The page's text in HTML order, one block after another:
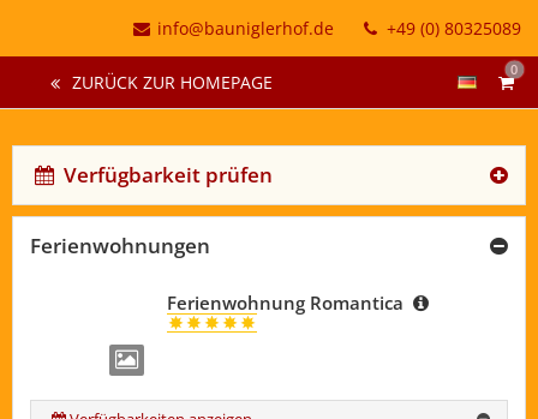
info@bauniglerhof.de +49 (0) 80325089
0
ZURÜCK ZUR HOMEPAGE
Verfügbarkeit prüfen
Ferienwohnungen
Ferienwohnung Romantica